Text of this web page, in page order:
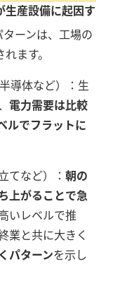
生産設備に起因す
ーンは、工場の
ます。
導体など）：生
電力需要は比較
ルでフラットに
てなど）： 朝の
上がることで急
いレベルで推
業と共に大きく
パターンを示し